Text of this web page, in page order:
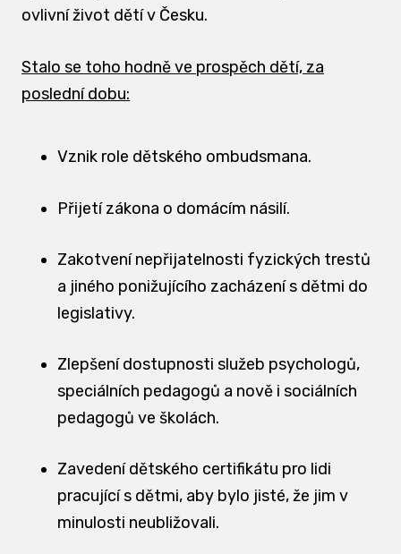
ovlivní život dětí v Česku.
Stalo se toho hodně ve prospěch dětí, za
poslední dobu:
Vznik role dětského ombudsmana.
Přijetí zákona o domácím násilí.
Zakotvení nepřijatelnosti fyzických trestů
a jiného ponižujícího zacházení s dětmi do
legislativy.
Zlepšení dostupnosti služeb psychologů,
speciálních pedagogů a nově i sociálních
pedagogů ve školách.
Zavedení dětského certifikátu pro lidi
pracující s dětmi, aby bylo jisté, že jim v
minulosti neubližovali.